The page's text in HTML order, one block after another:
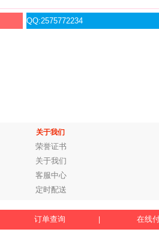
QQ:2575772234
关于我们
荣誉证书
关于我们
客服中心
定时配送
订单查询 在线